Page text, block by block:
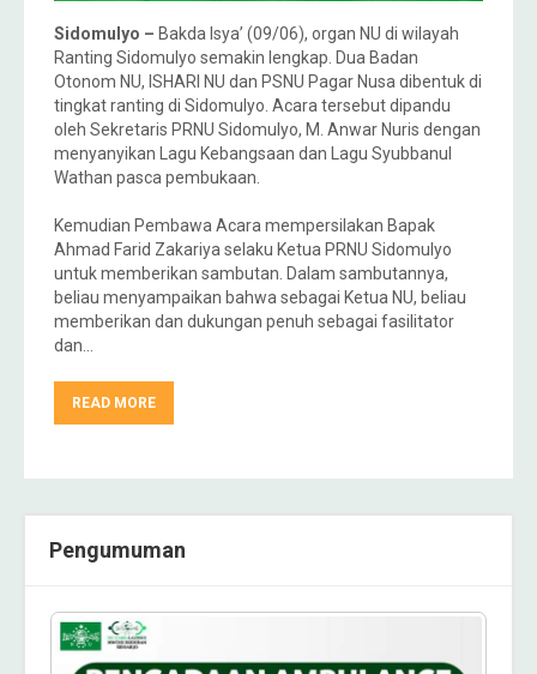
Sidomulyo – Bakda Isya’ (09/06), organ NU di wilayah
Ranting Sidomulyo semakin lengkap. Dua Badan
Otonom NU, ISHARI NU dan PSNU Pagar Nusa dibentuk di
tingkat ranting di Sidomulyo. Acara tersebut dipandu
oleh Sekretaris PRNU Sidomulyo, M. Anwar Nuris dengan
menyanyikan Lagu Kebangsaan dan Lagu Syubbanul
Wathan pasca pembukaan.
Kemudian Pembawa Acara mempersilakan Bapak
Ahmad Farid Zakariya selaku Ketua PRNU Sidomulyo
untuk memberikan sambutan. Dalam sambutannya,
beliau menyampaikan bahwa sebagai Ketua NU, beliau
memberikan dan dukungan penuh sebagai fasilitator
dan…
READ MORE
Pengumuman